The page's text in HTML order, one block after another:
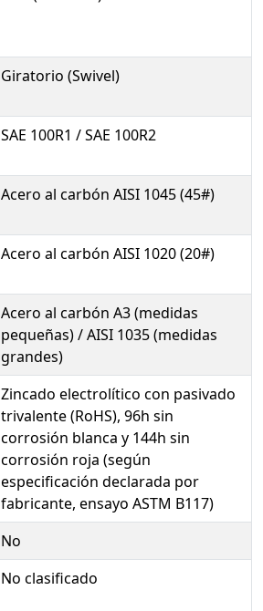
Giratorio (Swivel)
SAE 100R1 / SAE 100R2
Acero al carbón AISI 1045 (45#)
Acero al carbón AISI 1020 (20#)
Acero al carbón A3 (medidas
pequeñas) / AISI 1035 (medidas
grandes)
Zincado electrolítico con pasivado
trivalente (RoHS), 96h sin
corrosión blanca y 144h sin
corrosión roja (según
especificación declarada por
fabricante, ensayo ASTM B117)
No
No clasificado